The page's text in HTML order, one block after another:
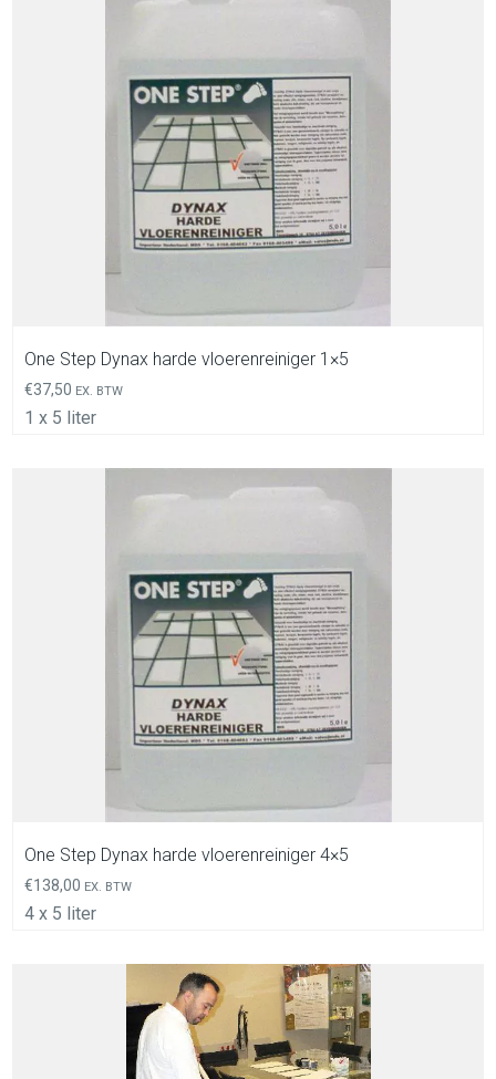
In Winkelwagen
One Step Dynax harde vloerenreiniger 1×5
€37,50 EX. BTW
1 x 5 liter
In Winkelwagen
One Step Dynax harde vloerenreiniger 4×5
€138,00 EX. BTW
4 x 5 liter